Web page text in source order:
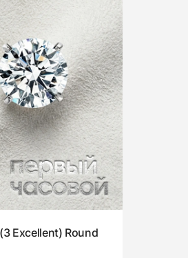
Excellent) Round